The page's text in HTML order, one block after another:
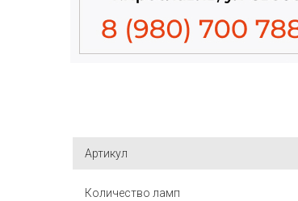
Артикул
Количество ламп